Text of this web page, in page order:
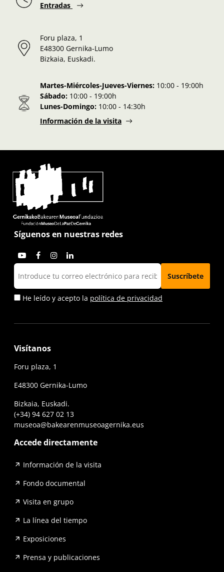
Entradas
Foru plaza, 1
E48300 Gernika-Lumo
Bizkaia, Euskadi.
Martes-Miércoles-Jueves-Viernes: 10:00 - 19:00h
Sábado: 10:00 - 19:00h
Lunes-Domingo: 10:00 - 14:30h
Información de la visita
Síguenos en nuestras redes
He leído y acepto la política de privacidad
Visítanos
Foru plaza, 1
E48300 Gernika-Lumo
Bizkaia, Euskadi.
(+34) 94 627 02 13
museoa@bakearenmuseoagernika.eus
Accede directamente
Información de la visita
Fondo documental
Visita en grupo
La línea del tiempo
Exposiciones
Prensa y publicaciones